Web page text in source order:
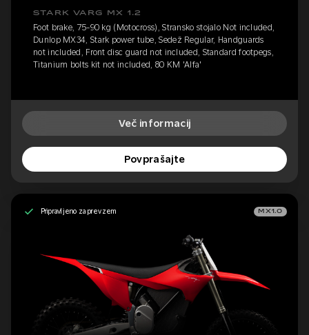
STARK VARG MX 1.2
Foot brake, 75-90 kg (Motocross), Stransko stojalo Not included,
Dunlop MX34, Stark power tube, Sedež Regular, Handguards
not included, Front disc guard not included, Standard footpegs,
Titanium bolts kit not included, 80 KM 'Alfa'
Več informacij
Povprašajte
Pripravljeno za prevzem MX1.0